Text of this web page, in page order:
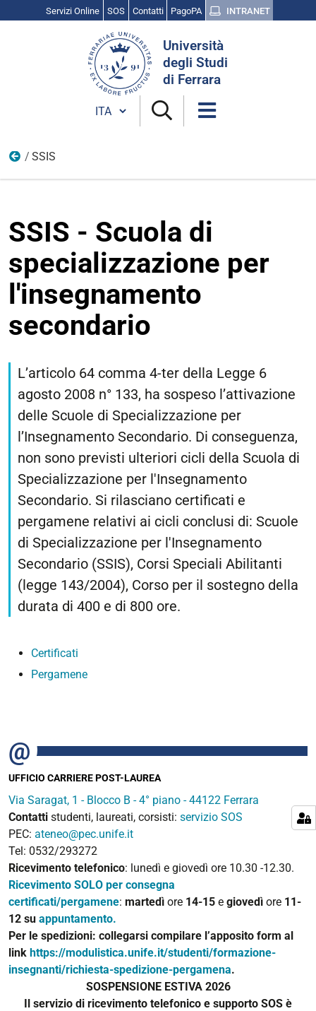
Servizi Online SOS Contatti PagoPA INTRANET
Università
degli Studi
di Ferrara
Cambia lingua
Formazione insegnanti
SSIS
SSIS - Scuola di
specializzazione per
l'insegnamento
secondario
L’articolo 64 comma 4-ter della Legge 6
agosto 2008 n° 133, ha sospeso l’attivazione
delle Scuole di Specializzazione per
l’Insegnamento Secondario. Di conseguenza,
non sono previsti ulteriori cicli della Scuola di
Specializzazione per l'Insegnamento
Secondario. Si rilasciano certificati e
pergamene relativi ai cicli conclusi di: Scuole
di Specializzazione per l'Insegnamento
Secondario (SSIS), Corsi Speciali Abilitanti
(legge 143/2004), Corso per il sostegno della
durata di 400 e di 800 ore.
Certificati
Pergamene
UFFICIO CARRIERE POST-LAUREA
Via Saragat, 1 - Blocco B - 4° piano - 44122 Ferrara
Contatti studenti, laureati, corsisti: servizio SOS
PEC: ateneo@pec.unife.it
Tel: 0532/293272
Ricevimento telefonico: lunedì e giovedì ore 10.30 -12.30.
Ricevimento SOLO per consegna
certificati/pergamene: martedì ore 14-15 e giovedì ore 11-
12 su appuntamento.
Per le spedizioni: collegarsi compilare l’apposito form al
link https://modulistica.unife.it/studenti/formazione-
insegnanti/richiesta-spedizione-pergamena.
SOSPENSIONE ESTIVA 2026
Il servizio di ricevimento telefonico e supporto SOS è